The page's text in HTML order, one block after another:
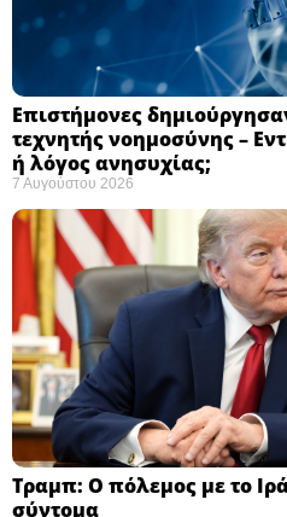
Επιστήμονες
τεχνητής νοημοσύνης –
ή λόγος ανησυχίας; ​
7 Αυγούστου 2026
Τραμπ: Ο πόλεμος με το
σύντομα ​